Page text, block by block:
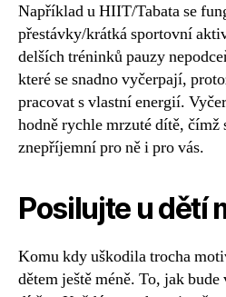
Například u HIIT/Tabata se
přestávky/krátká sportovní
delších tréninků pauzy
které se snadno vyčerpají,
pracovat s vlastní energií.
hodně rychle mrzuté dítě, čímž
znepříjemní pro ně i pro vás.
Posilujte u dětí
Komu kdy uškodila trocha
dětem ještě méně. To, jak